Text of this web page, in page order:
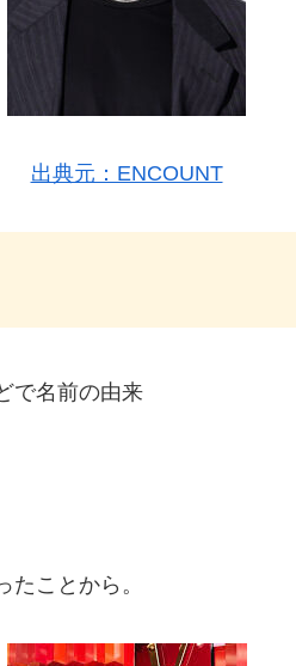
出典元：ENCOUNT
で名前の由来
ことから。